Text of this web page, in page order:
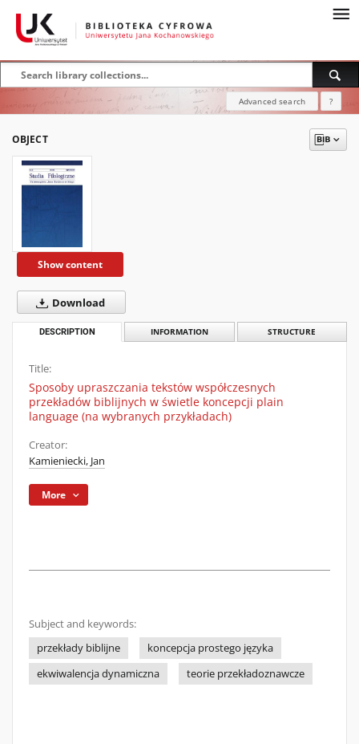
Advanced search ?
OBJECT
Show content
Download
DESCRIPTION INFORMATION STRUCTURE
Title:
Sposoby upraszczania tekstów współczesnych
przekładów biblijnych w świetle koncepcji plain
language (na wybranych przykładach)
Creator:
Kamieniecki, Jan
More
Subject and keywords:
przekłady biblijne
koncepcja prostego języka
ekwiwalencja dynamiczna
teorie przekładoznawcze